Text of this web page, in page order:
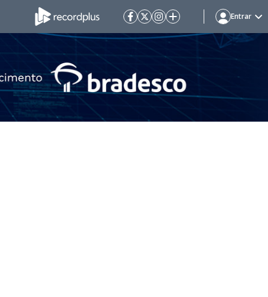
Entrar